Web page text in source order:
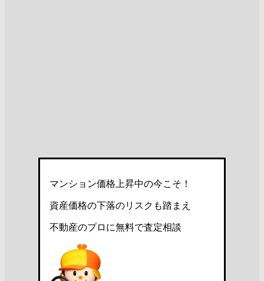
マンション価格上昇中の今こそ！
資産価格の下落のリスクも踏まえ
不動産のプロに無料で査定相談